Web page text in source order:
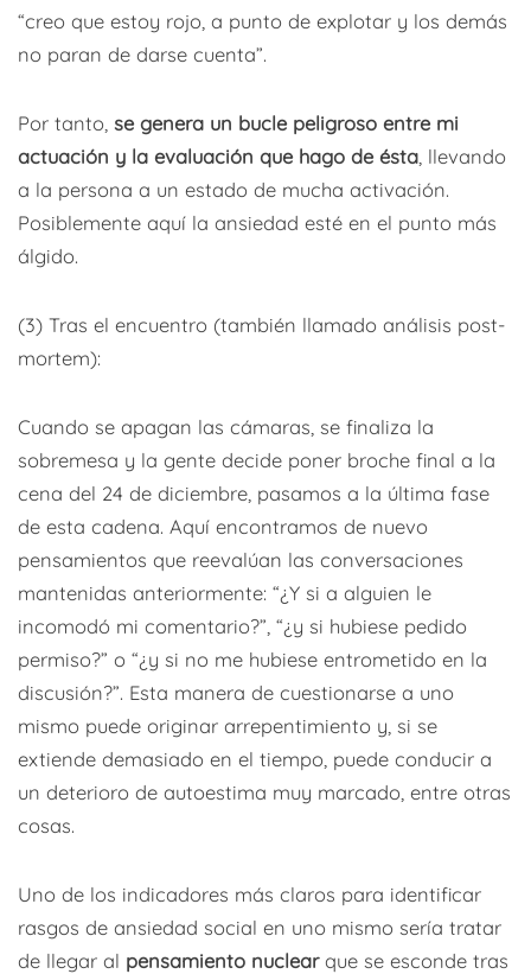
“creo que estoy rojo, a punto de explotar y los demás
no paran de darse cuenta”.
Por tanto, se genera un bucle peligroso entre mi
actuación y la evaluación que hago de ésta , llevando
a la persona a un estado de mucha activación.
Posiblemente aquí la ansiedad esté en el punto más
álgido.
(3) Tras el encuentro (también llamado análisis post-
mortem):
Cuando se apagan las cámaras, se finaliza la
sobremesa y la gente decide poner broche final a la
cena del 24 de diciembre, pasamos a la última fase
de esta cadena. Aquí encontramos de nuevo
pensamientos que reevalúan las conversaciones
mantenidas anteriormente: “¿Y si a alguien le
incomodó mi comentario?”, “¿y si hubiese pedido
permiso?” o “¿y si no me hubiese entrometido en la
discusión?”. Esta manera de cuestionarse a uno
mismo puede originar arrepentimiento y, si se
extiende demasiado en el tiempo, puede conducir a
un deterioro de autoestima muy marcado, entre otras
cosas.
Uno de los indicadores más claros para identificar
rasgos de ansiedad social en uno mismo sería tratar
de llegar al pensamiento nuclearque se esconde tras